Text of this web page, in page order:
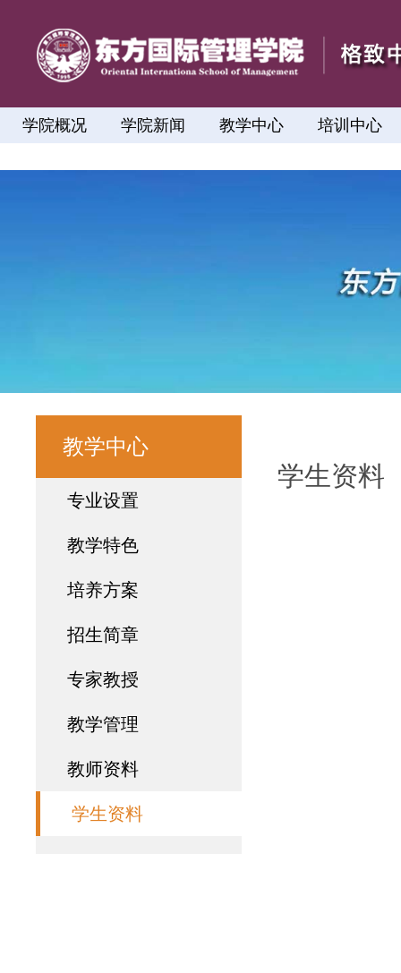
学院概况 学院新闻 教学中心 培训中心
教学中心
专业设置
教学特色
培养方案
招生简章
专家教授
教学管理
教师资料
学生资料
学生资料